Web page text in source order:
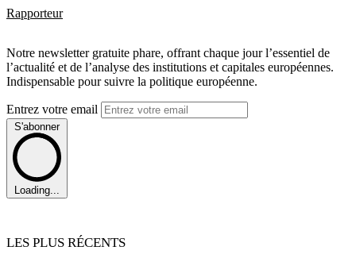
Rapporteur
Notre newsletter gratuite phare, offrant chaque jour l’essentiel de
l’actualité et de l’analyse des institutions et capitales européennes.
Indispensable pour suivre la politique européenne.
Entrez votre email
S'abonner
Loading...
LES PLUS RÉCENTS